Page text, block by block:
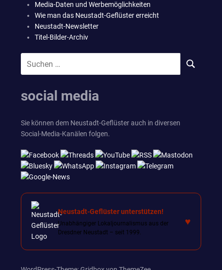
Media-Daten und Werbemöglichkeiten
Wie man das Neustadt-Geflüster erreicht
Neustadt-Newsletter
Titel-Bilder-Archiv
nach:
SUCHEN
social media
Sie können dem Neustadt-Geflüster auch in diversen
Social-Media-Kanälen folgen.
Neustadt-Geflüster unterstützen!
Unabhängiger Lokaljournalismus aus der
Dresdner Neustadt – seit 1999.
♥